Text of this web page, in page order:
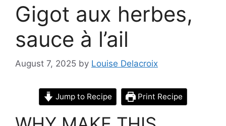
Gigot aux herbes,
sauce à l’ail
August 7, 2025 by Louise Delacroix
Jump to Recipe Print Recipe